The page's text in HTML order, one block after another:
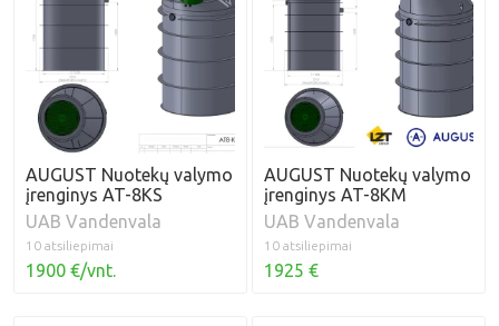
AUGUST Nuotekų valymo
įrenginys AT-8KS
UAB Vandenvala
10 atsiliepimai
1900 €/vnt.
AUGUST Nuotekų valymo
įrenginys AT-8KM
UAB Vandenvala
10 atsiliepimai
1925 €